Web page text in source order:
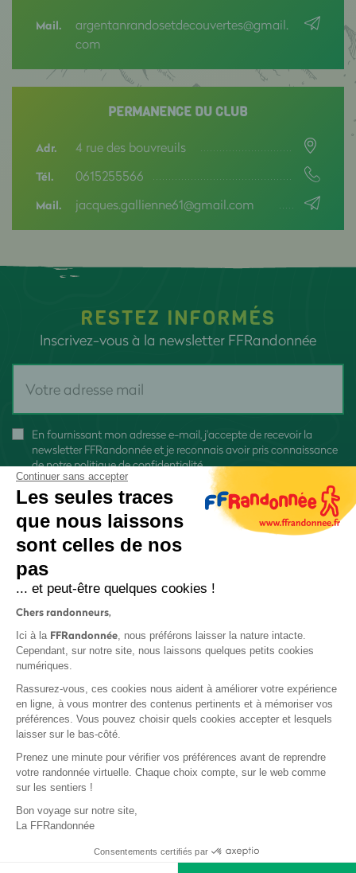
Mail.
argentanrandosetdecouvertes@gmail.
com
PERMANENCE DU CLUB
Adr. 4 rue des bouvreuils
Tél. 0615255566
Mail. jacques.gallienne61@gmail.com
RESTEZ INFORMÉS
Inscrivez-vous à la newsletter FFRandonnée
En fournissant mon adresse e-mail, j'accepte de recevoir la
newsletter FFRandonnée et je reconnais avoir pris connaissance
denotre politique de confidentialité
Protection des données
Politique de confidentialité
Base documentaire
Continuer sans accepter
Les seules traces
que nous laissons
sont celles de nos
pas
... et peut-être quelques cookies !
Chers randonneurs,
Ici à la FFRandonnée, nous préférons laisser la nature intacte.
Cependant, sur notre site, nous laissons quelques petits cookies
numériques.
Rassurez-vous, ces cookies nous aident à améliorer votre expérience
en ligne, à vous montrer des contenus pertinents et à mémoriser vos
préférences. Vous pouvez choisir quels cookies accepter et lesquels
laisser sur le bas-côté.
Prenez une minute pour vérifier vos préférences avant de reprendre
votre randonnée virtuelle. Chaque choix compte, sur le web comme
sur les sentiers !
Bon voyage sur notre site,
La FFRandonnée
Consentements certifiés par